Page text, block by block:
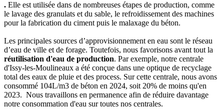
. Elle est utilisée dans de nombreuses étapes de production, comme
le lavage des granulats et du sable, le refroidissement des machines
pour la fabrication du ciment puis le malaxage du béton.
Les principales sources d’approvisionnement en eau sont le réseau
d’eau de ville et de forage. Toutefois, nous favorisons avant tout la
réutilisation d'eau de production. Par exemple, notre centrale
d'Issy-les-Moulineaux a été conçue dans une optique de recyclage
total des eaux de pluie et des process. Sur cette centrale, nous avons
consommé 104L/m3 de béton en 2024, soit 20% de moins qu'en
2023. Nous travaillons en permanence afin de réduire davantage
notre consommation d'eau sur toutes nos centrales.